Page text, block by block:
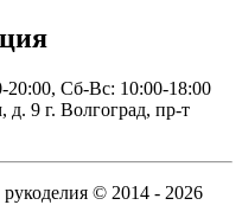
Сб-Вс: 10:00-18:00
д. 9 г. Волгоград, пр-т
рукоделия © 2014 - 2026